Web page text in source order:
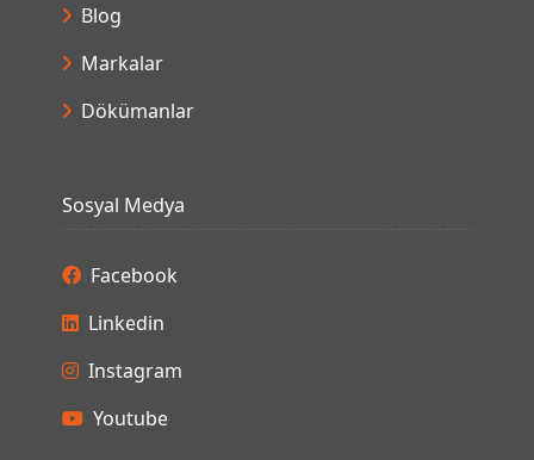
Blog
Markalar
Dökümanlar
Sosyal Medya
Facebook
Linkedin
Instagram
Youtube